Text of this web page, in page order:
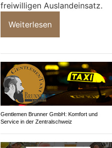
freiwilligen Auslandeinsatz.
Weiterlesen
Gentlemen Brunner GmbH: Komfort und
Service in der Zentralschweiz